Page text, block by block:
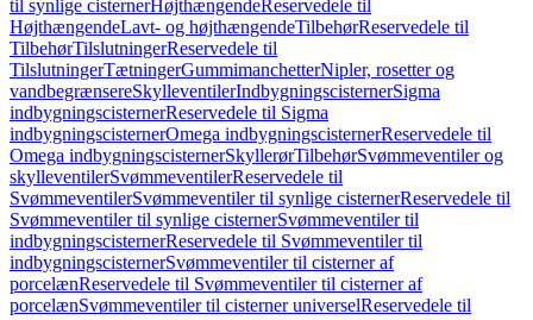
til synlige cisternerHøjthængendeReservedele til
HøjthængendeLavt- og højthængendeTilbehørReservedele til
TilbehørTilslutningerReservedele til
TilslutningerTætningerGummimanchetterNipler, rosetter og
vandbegrænsereSkylleventilerIndbygningscisternerSigma
indbygningscisternerReservedele til Sigma
indbygningscisternerOmega indbygningscisternerReservedele til
Omega indbygningscisternerSkyllerørTilbehørSvømmeventiler og
skylleventilerSvømmeventilerReservedele til
SvømmeventilerSvømmeventiler til synlige cisternerReservedele til
Svømmeventiler til synlige cisternerSvømmeventiler til
indbygningscisternerReservedele til Svømmeventiler til
indbygningscisternerSvømmeventiler til cisterner af
porcelænReservedele til Svømmeventiler til cisterner af
porcelænSvømmeventiler til cisterner universelReservedele til